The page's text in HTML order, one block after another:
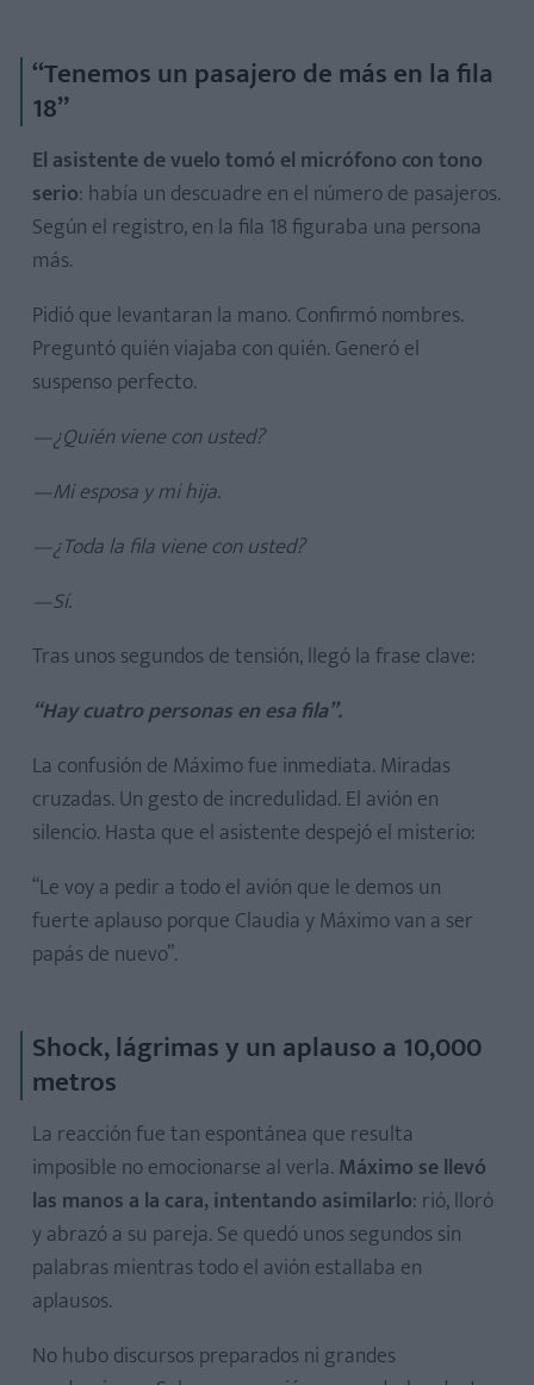
“Tenemos un pasajero de más en la fila
18”
El asistente de vuelo tomó el micrófono con tono
serio: había un descuadre en el número de pasajeros.
Según el registro, en la fila 18 figuraba una persona
más.
Pidió que levantaran la mano. Confirmó nombres.
Preguntó quién viajaba con quién. Generó el
suspenso perfecto.
—¿Quién viene con usted?
—Mi esposa y mi hija.
—¿Toda la fila viene con usted?
—Sí.
Tras unos segundos de tensión, llegó la frase clave:
“Hay cuatro personas en esa fila”.
La confusión de Máximo fue inmediata. Miradas
cruzadas. Un gesto de incredulidad. El avión en
silencio. Hasta que el asistente despejó el misterio:
“Le voy a pedir a todo el avión que le demos un
fuerte aplauso porque Claudia y Máximo van a ser
papás de nuevo”.
Shock, lágrimas y un aplauso a 10,000
metros
La reacción fue tan espontánea que resulta
imposible no emocionarse al verla. Máximo se llevó
las manos a la cara, intentando asimilarlo: rió, lloró
y abrazó a su pareja. Se quedó unos segundos sin
palabras mientras todo el avión estallaba en
aplausos.
No hubo discursos preparados ni grandes